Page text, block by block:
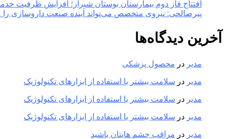
افتتاح فاز دوم بیمارستان بوستان شیراز؛ افزایش ظرفیت خدمات تخصصی سلامت &#۸۲۱۱;
پیرصالحی: نیروی متخصص می‌تواند آینده صنعت داروسازی را متحول کند &#۸۲۱۱; خبرگزاری
آخرین دیدگاه‌ها
مدیر در محصول پزشکی
مدیر در سلامت بیشتر با استفاده از ابزارهای تکنولوژیک
مدیر در سلامت بیشتر با استفاده از ابزارهای تکنولوژیک
مدیر در سلامت بیشتر با استفاده از ابزارهای تکنولوژیک
مدیر در مراقب چشم هایتان باشید